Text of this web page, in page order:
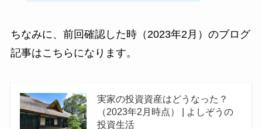
ちなみに、前回確認した時（2023年2月）のブログ
記事はこちらになります。
実家の投資資産はどうなった？
（2023年2月時点） | よしぞうの
投資生活